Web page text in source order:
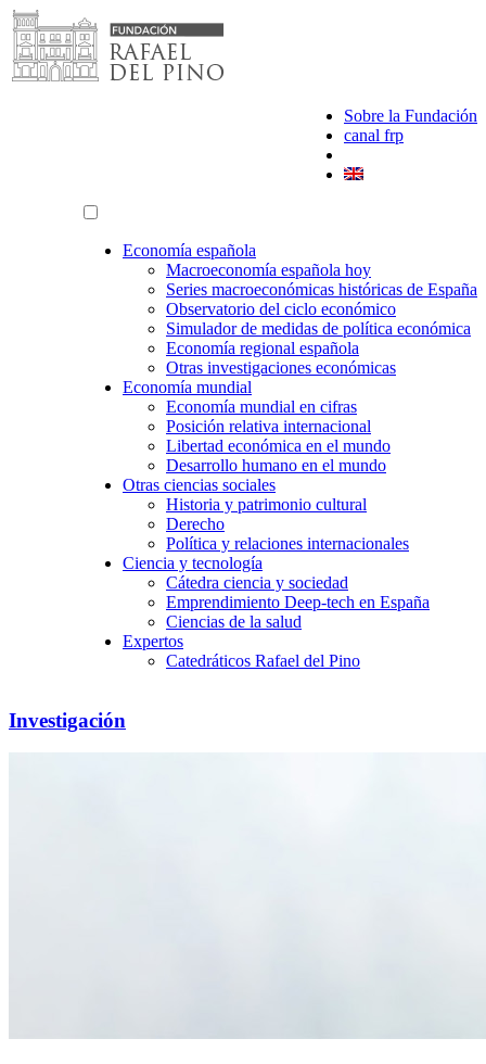
Saltar
al
contenido
Sobre la Fundación
canal frp
Economía española
Macroeconomía española hoy
Series macroeconómicas históricas de España
Observatorio del ciclo económico
Simulador de medidas de política económica
Economía regional española
Otras investigaciones económicas
Economía mundial
Economía mundial en cifras
Posición relativa internacional
Libertad económica en el mundo
Desarrollo humano en el mundo
Otras ciencias sociales
Historia y patrimonio cultural
Derecho
Política y relaciones internacionales
Ciencia y tecnología
Cátedra ciencia y sociedad
Emprendimiento Deep-tech en España
Ciencias de la salud
Expertos
Catedráticos Rafael del Pino
Investigación